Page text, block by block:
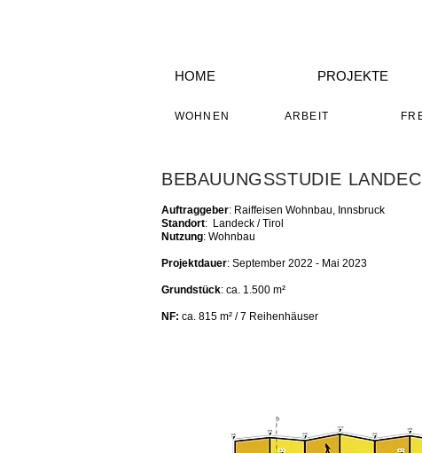
HOME PROJEKTE
ARBEIT
BEBAUUNGSSTUDIE
Auftraggeber: Raiffeisen Wohnbau, Innsbruck
Standort: Landeck / Tirol
Nutzung: Wohnbau
Projektdauer: September 2022 - Mai 2023
Grundstück: ca. 1.500 m²
NF: ca. 815 m² / 7 Reihenhäuser
WOHNEN